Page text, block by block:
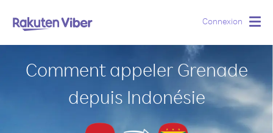
Connexion
Comment appeler Grenade
depuis Indonésie